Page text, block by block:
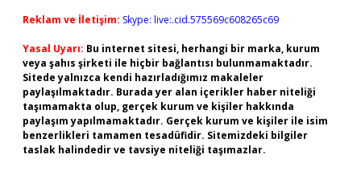
Reklam ve İletişim: Skype: live:.cid.575569c608265c69
Yasal Uyarı: Bu internet sitesi, herhangi bir marka, kurum
veya şahıs şirketi ile hiçbir bağlantısı bulunmamaktadır.
Sitede yalnızca kendi hazırladığımız makaleler
paylaşılmaktadır. Burada yer alan içerikler haber niteliği
taşımamakta olup, gerçek kurum ve kişiler hakkında
paylaşım yapılmamaktadır. Gerçek kurum ve kişiler ile isim
benzerlikleri tamamen tesadüfidir. Sitemizdeki bilgiler
taslak halindedir ve tavsiye niteliği taşımazlar.